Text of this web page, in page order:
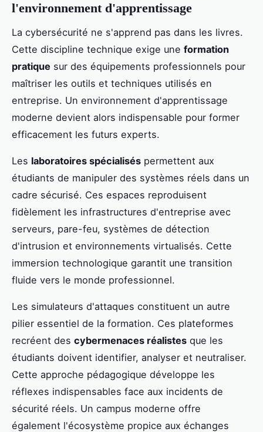
l'environnement d'apprentissage
La cybersécurité ne s'apprend pas dans les livres.
Cette discipline technique exige une formation
pratique sur des équipements professionnels pour
maîtriser les outils et techniques utilisés en
entreprise. Un environnement d'apprentissage
moderne devient alors indispensable pour former
efficacement les futurs experts.
Les laboratoires spécialisés permettent aux
étudiants de manipuler des systèmes réels dans un
cadre sécurisé. Ces espaces reproduisent
fidèlement les infrastructures d'entreprise avec
serveurs, pare-feu, systèmes de détection
d'intrusion et environnements virtualisés. Cette
immersion technologique garantit une transition
fluide vers le monde professionnel.
Les simulateurs d'attaques constituent un autre
pilier essentiel de la formation. Ces plateformes
recréent des cybermenaces réalistes que les
étudiants doivent identifier, analyser et neutraliser.
Cette approche pédagogique développe les
réflexes indispensables face aux incidents de
sécurité réels. Un campus moderne offre
également l'écosystème propice aux échanges